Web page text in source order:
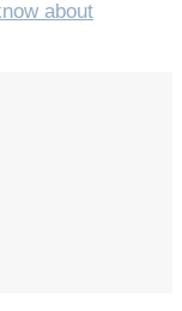
about